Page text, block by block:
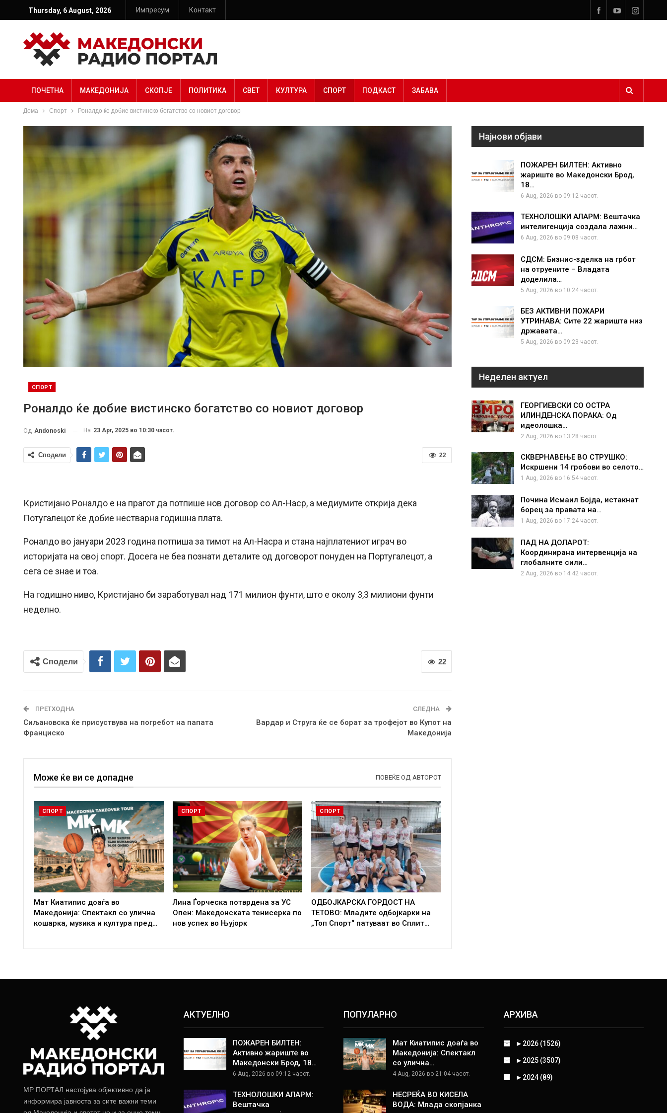
Thursday, 6 August, 2026 Импресум Контакт
ПОЧЕТНА МАКЕДОНИЈА СКОПЈЕ ПОЛИТИКА СВЕТ КУЛТУРА СПОРТ ПОДКАСТ ЗАБАВА
Дома Спорт Роналдо ќе добие вистинско богатство со новиот договор
СПОРТ
Роналдо ќе добие вистинско богатство со новиот договор
Од Andonoski На 23 Apr, 2025 во 10:30 часот.
22
Сподели
Кристијано Роналдо е на прагот да потпише нов договор со Ал-Наср, а медиумите открија дека
Потугалецот ќе добие нестварна годишна плата.
Роналдо во јануари 2023 година потпиша за тимот на Ал-Насра и стана најплатениот играч во
историјата на овој спорт. Досега не беа познати деталите од договорот понуден на Португалецот, а
сега се знае и тоа.
На годишно ниво, Кристијано би заработувал над 171 милион фунти, што е околу 3,3 милиони фунти
неделно.
22
Сподели
ПРЕТХОДНА
Сиљановска ќе присуствува на погребот на папата
Франциско
СЛЕДНА
Вардар и Струга ќе се борат за трофејот во Купот на
Македонија
Може ќе ви се допадне ПОВЕЌЕ ОД АВТОРОТ
СПОРТ
Мат Киатипис доаѓа во
Македонија: Спектакл со улична
кошарка, музика и култура пред…
СПОРТ
Лина Ѓорческа потврдена за УС
Опен: Македонската тенисерка по
нов успех во Њујорк
СПОРТ
ОДБОЈКАРСКА ГОРДОСТ НА
ТЕТОВО: Младите одбојкарки на
„Топ Спорт“ патуваат во Сплит…
Најнови објави
ПОЖАРЕН БИЛТЕН: Активно
жариште во Македонски Брод,
18…
6 Aug, 2026 во 09:12 часот.
ТЕХНОЛОШКИ АЛАРМ: Вештачка
интелигенција создала лажни…
6 Aug, 2026 во 09:08 часот.
СДСМ: Бизнис-зделка на грбот
на отруените – Владата
доделила…
5 Aug, 2026 во 10:24 часот.
БЕЗ АКТИВНИ ПОЖАРИ
УТРИНАВА: Сите 22 жаришта низ
државата…
5 Aug, 2026 во 09:23 часот.
Неделен актуел
ГЕОРГИЕВСКИ СО ОСТРА
ИЛИНДЕНСКА ПОРАКА: Од
идеолошка…
2 Aug, 2026 во 13:28 часот.
СКВЕРНАВЕЊЕ ВО СТРУШКО:
Искршени 14 гробови во селото…
1 Aug, 2026 во 16:54 часот.
Почина Исмаил Бојда, истакнат
борец за правата на…
1 Aug, 2026 во 17:24 часот.
ПАД НА ДОЛАРОТ:
Координирана интервенција на
глобалните сили…
2 Aug, 2026 во 14:42 часот.
МР ПОРТАЛ настојува објективно да ја
информира јавноста за сите важни теми
АКТУЕЛНО
ПОЖАРЕН БИЛТЕН:
Активно жариште во
Македонски Брод, 18…
6 Aug, 2026 во 09:12 часот.
ТЕХНОЛОШКИ АЛАРМ:
Вештачка
ПОПУЛАРНО
Мат Киатипис доаѓа во
Македонија: Спектакл
со улична…
4 Aug, 2026 во 21:04 часот.
НЕСРЕЌА ВО КИСЕЛА
ВОДА: Млада скопјанка
АРХИВА
► 2026 (1526)
► 2025 (3507)
► 2024 (89)